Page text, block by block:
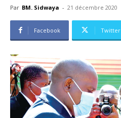
Par BM. Sidwaya - 21 décembre 2020
Facebook Twitter